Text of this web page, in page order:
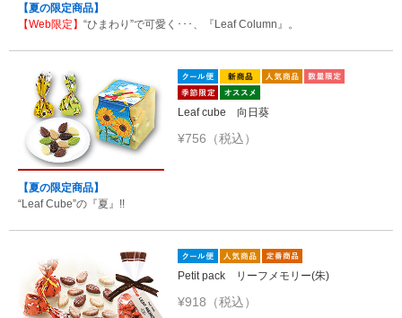
【夏の限定商品】
【Web限定】 “ひまわり”で可愛く･･･、『Leaf Column』。
Leaf cube 向日葵
¥756（税込）
【夏の限定商品】
“Leaf Cube”の『夏』!!
Petit pack リーフメモリー(朱)
¥918（税込）